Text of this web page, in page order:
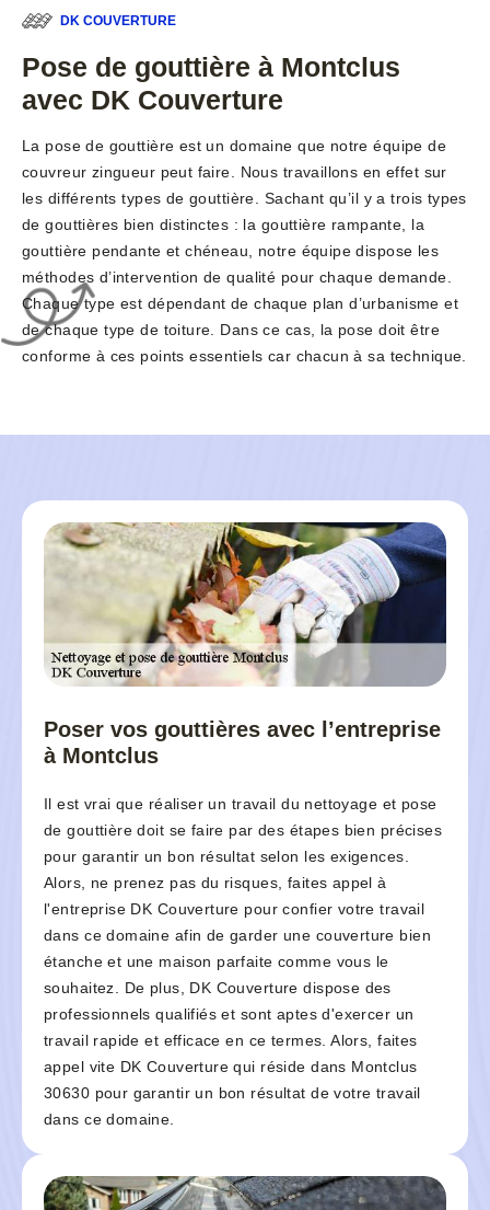
DK COUVERTURE
Pose de gouttière à Montclus
avec DK Couverture
La pose de gouttière est un domaine que notre équipe de
couvreur zingueur peut faire. Nous travaillons en effet sur
les différents types de gouttière. Sachant qu’il y a trois types
de gouttières bien distinctes : la gouttière rampante, la
gouttière pendante et chéneau, notre équipe dispose les
méthodes d’intervention de qualité pour chaque demande.
Chaque type est dépendant de chaque plan d’urbanisme et
de chaque type de toiture. Dans ce cas, la pose doit être
conforme à ces points essentiels car chacun à sa technique.
Poser vos gouttières avec l’entreprise
à Montclus
Il est vrai que réaliser un travail du nettoyage et pose
de gouttière doit se faire par des étapes bien précises
pour garantir un bon résultat selon les exigences.
Alors, ne prenez pas du risques, faites appel à
l'entreprise DK Couverture pour confier votre travail
dans ce domaine afin de garder une couverture bien
étanche et une maison parfaite comme vous le
souhaitez. De plus, DK Couverture dispose des
professionnels qualifiés et sont aptes d'exercer un
travail rapide et efficace en ce termes. Alors, faites
appel vite DK Couverture qui réside dans Montclus
30630 pour garantir un bon résultat de votre travail
dans ce domaine.